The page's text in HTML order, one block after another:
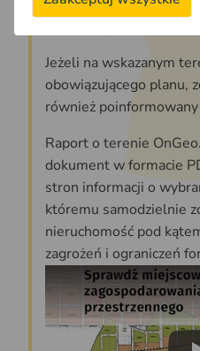
udziale badanego terenu
Jeżeli na wskazanym
obowiązującego planu,
również
Raport o terenie
dokument w formacie
stron informacji o
któremu samodzielnie
nieruchomość pod
zagrożeń i ograniczeń